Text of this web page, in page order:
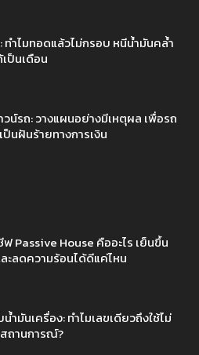
ทำไมทอดแล้วไม่กรอบ หนีน้ำมันคล้ำ
เป็นเดือน
วน์รถ: วางแผนอย่างมีเหตุผล เพื่อรถ
ป็นฝันร้ายทางการเงิน
Passive House คืออะไร เย็นขึ้น
ะลดความร้อนได้ดีแค่ไหน
ำมันเครื่อง: ทำไมเลขเดียวถึงใช้ไม่
ถานการณ์?